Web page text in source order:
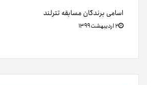
اسامی برندگان مسابقه تترلند
۲ اردیبهشت ۱۳۹۹